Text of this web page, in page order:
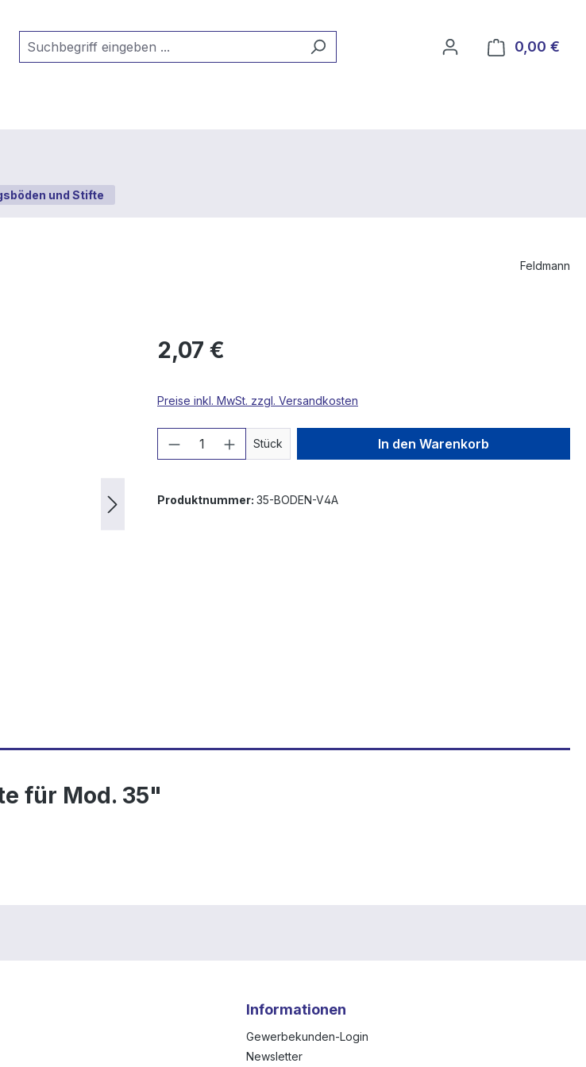
0,00 €
und Stifte
Feldmann
2,07 €
Preise inkl. MwSt. zzgl. Versandkosten
Produkt Anzahl: Gib den gewünschten Wert
Stück In den Warenkorb
Produktnummer: 35-BODEN-V4A
für Mod. 35"
Informationen
Gewerbekunden-Login
Newsletter